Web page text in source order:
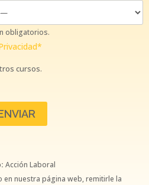
obligatorios.
cursos.
Acción Laboral
nuestra página web, remitirle la